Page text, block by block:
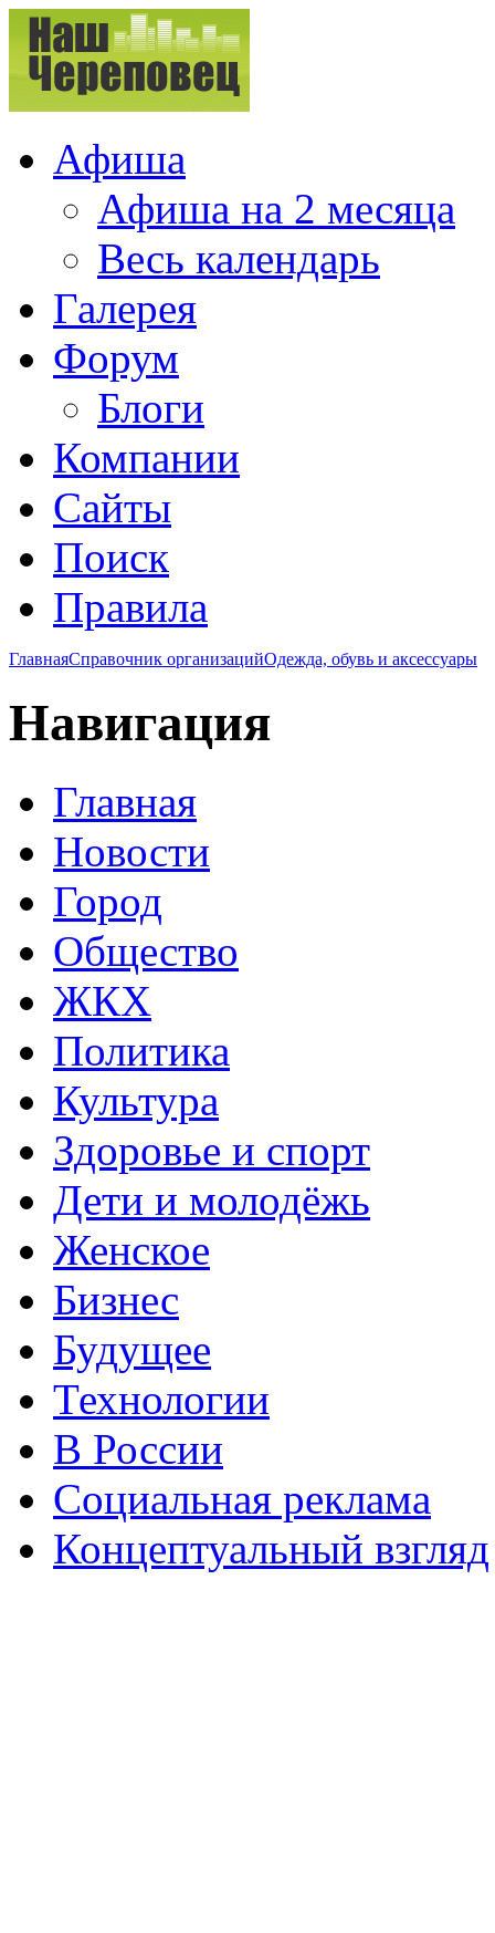
Афиша
Афиша на 2 месяца
Весь календарь
Галерея
Форум
Блоги
Компании
Сайты
Поиск
Правила
ГлавнаяСправочник организацийОдежда, обувь и аксессуары
Навигация
Главная
Новости
Город
Общество
ЖКХ
Политика
Культура
Здоровье и спорт
Дети и молодёжь
Женское
Бизнес
Будущее
Технологии
В России
Социальная реклама
Концептуальный взгляд